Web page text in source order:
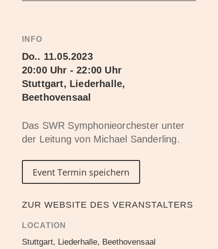
INFO
Do.. 11.05.2023
20:00 Uhr - 22:00 Uhr
Stuttgart, Liederhalle,
Beethovensaal
Das SWR Symphonieorchester unter
der Leitung von Michael Sanderling.
Event Termin speichern
ZUR WEBSITE DES VERANSTALTERS
LOCATION
Stuttgart, Liederhalle, Beethovensaal